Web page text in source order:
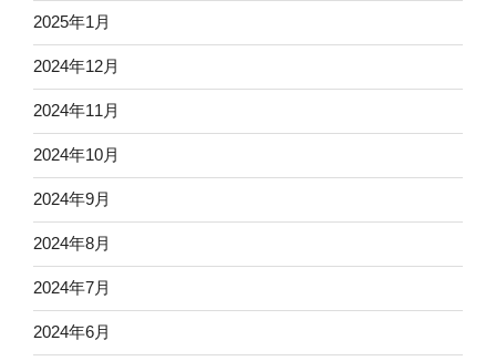
2025年1月
2024年12月
2024年11月
2024年10月
2024年9月
2024年8月
2024年7月
2024年6月